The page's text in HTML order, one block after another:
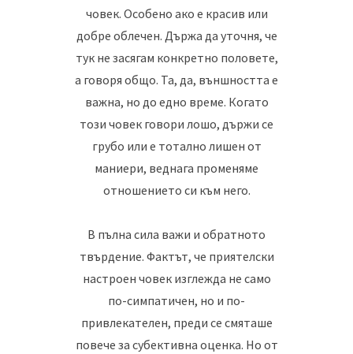
човек. Особено ако е красив или
добре облечен. Държа да уточня, че
тук не засягам конкретно половете,
а говоря общо. Та, да, външността е
важна, но до едно време. Когато
този човек говори лошо, държи се
грубо или е тотално лишен от
маниери, веднага променяме
отношението си към него.
В пълна сила важи и обратното
твърдение. Фактът, че приятелски
настроен човек изглежда не само
по-симпатичен, но и по-
привлекателен, преди се смяташе
повече за субективна оценка. Но от